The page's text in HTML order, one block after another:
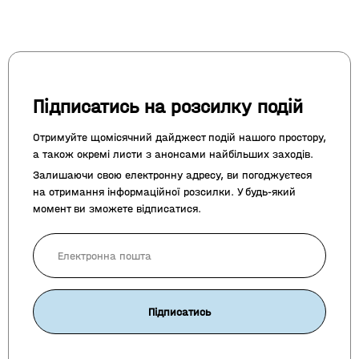
Підписатись на розсилку подій
Отримуйте щомісячний дайджест подій нашого простору,
а також окремі листи з анонсами найбільших заходів.
Залишаючи свою електронну адресу, ви погоджуєтеся
на отримання інформаційної розсилки. У будь-який
момент ви зможете відписатися.